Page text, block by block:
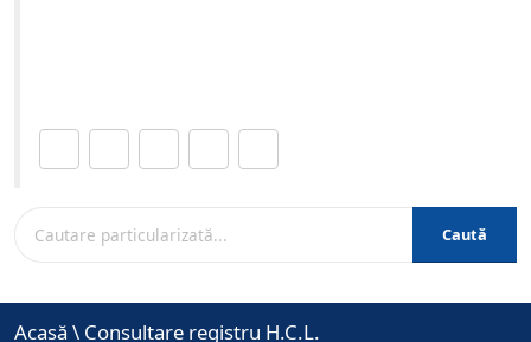
Caută
Acasă \ Consultare registru H.C.L.